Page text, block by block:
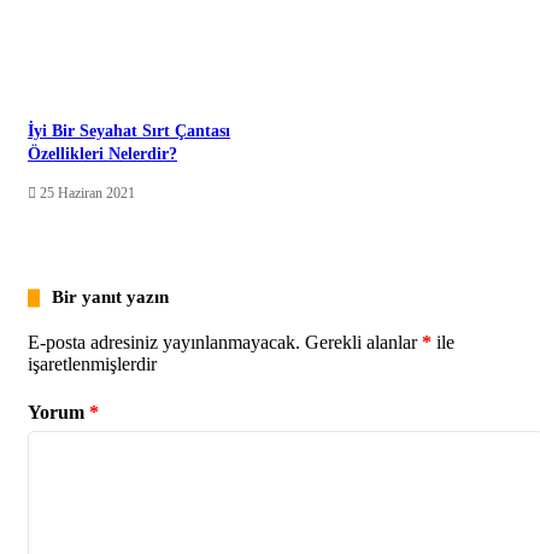
İyi Bir Seyahat Sırt Çantası
Özellikleri Nelerdir?
25 Haziran 2021
Bir yanıt yazın
E-posta adresiniz yayınlanmayacak. Gerekli alanlar* ile
işaretlenmişlerdir
Yorum *